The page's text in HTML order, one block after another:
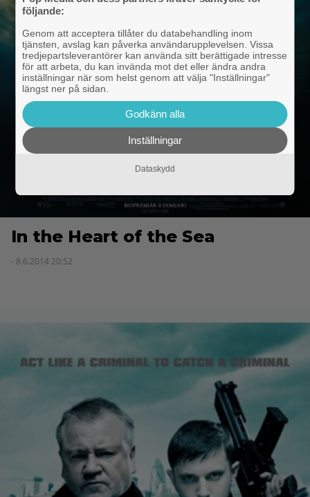
In the Heart of the Sea
- 8.6.2014 20:52
följande:
Genom att acceptera tillåter du databehandling inom
tjänsten, avslag kan påverka användarupplevelsen. Vissa
tredjepartsleverantörer kan använda sitt berättigade intresse
för att arbeta, du kan invända mot det eller ändra andra
inställningar när som helst genom att välja "Inställningar"
längst ner på sidan.
Godkänn alla
Inställningar
Dataskydd